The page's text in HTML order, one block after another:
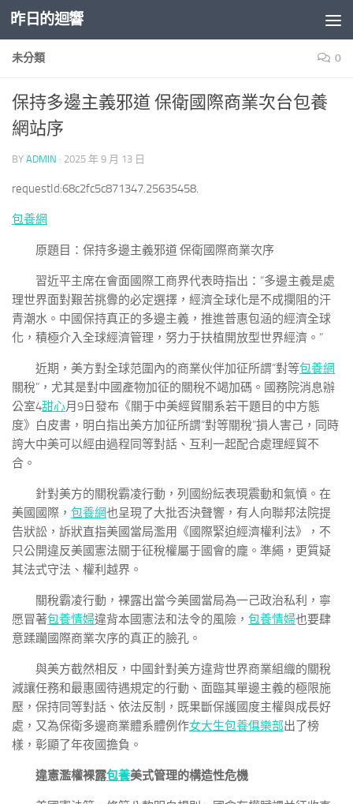
Skip to content
昨日的迴響
未分類 0
保持多邊主義邪道 保衛國際商業次台包養
網站序
BY ADMIN · 2025 年 9 月 13 日
requestId:68c2fc5c871347.25635458.
包養網
原題目：保持多邊主義邪道 保衛國際商業次序
習近平主席在會面國際工商界代表時指出：“多邊主義是處
理世界面對艱苦挑釁的必定選擇，經濟全球化是不成攔阻的汗
青潮水。中國保持真正的多邊主義，推進普惠包涵的經濟全球
化，積極介入全球經濟管理，努力于扶植開放型世界經濟。”
近期，美方對全球范圍內的商業伙伴加征所謂“對等包養網
關稅”，尤其是對中國產物加征的關稅不竭加碼。國務院消息辦
公室4甜心月9日發布《關于中美經貿關系若干題目的中方態
度》白皮書，明白指出美方加征所謂“對等關稅”損人害己，同時
誇大中美可以經由過程同等對話、互利一起配合處理經貿不
合。
針對美方的關稅霸凌行動，列國紛紜表現震動和氣憤。在
美國國際， 包養網也呈現了大批否決聲響，有人向聯邦法院提
告狀訟，訴狀直指美國當局濫用《國際緊迫經濟權利法》，不
只公開違反美國憲法關于征稅權屬于國會的龐。準繩，更質疑
其法式守法、權利越界。
關稅霸凌行動，裸露出當今美國當局為一己政治私利，寧
愿冒著包養情婦違背本國憲法和法令的風險， 包養情婦也要肆
意蹂躪國際商業次序的真正的臉孔。
與美方截然相反，中國針對美方違背世界商業組織的關稅
減讓任務和最惠國待遇規定的行動、面臨其單邊主義的極限施
壓，保持同等對話、依法反制，既果斷保護國度主權與成長好
處，又為保衛多邊商業體系體例作女大生包養俱樂部出了榜
樣，彰顯了年夜國擔負。
違憲濫權裸露包養美式管理的構造性危機